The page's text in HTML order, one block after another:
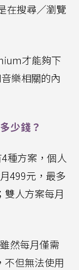
在搜尋／瀏覽
才能夠下
樂相關的內
少錢？
種方案，個人
499元，最多
雙人方案每月
然每月僅需
不但無法使用